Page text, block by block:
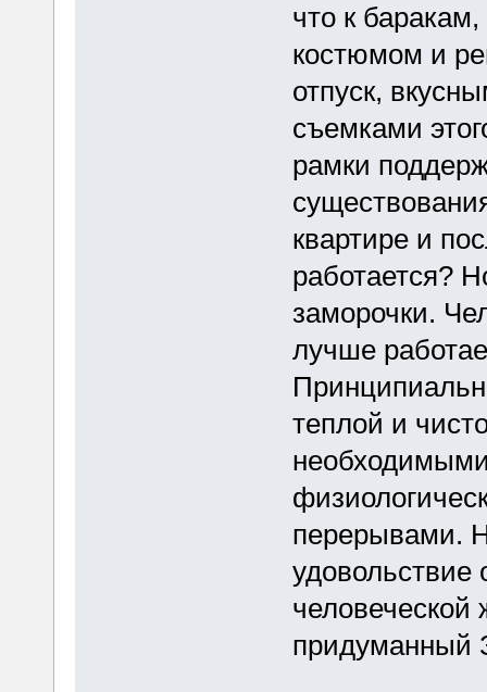
что к
костюмом и
отпуск,
съемками
рамки
квартире и
работается?
заморочки.
лучше
теплой и
перерывами.
придуманный